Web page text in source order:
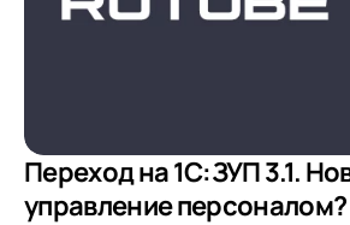
Переход на 1С:ЗУП 3.1.
управление персоналом?